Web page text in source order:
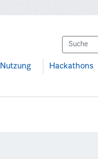
Nutzung Hackathons